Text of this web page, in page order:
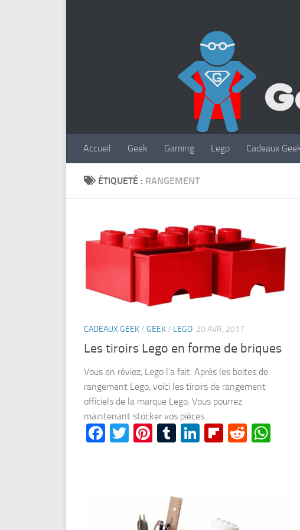
Accueil Geek Gaming Lego Cadeaux
ÉTIQUETÉ : RANGEMENT
CADEAUX GEEK/ GEEK/ LEGO 20 AVR, 2017
Les tiroirs Lego en forme de briques
Vous en rêviez, Lego l’a fait. Après les boites de
rangement Lego, voici les tiroirs de rangement
officiels de la marque Lego. Vous pourrez
maintenant stocker vos pièces...
Facebook
Twitter
Pinterest
Tumblr
LinkedIn
Flipboard
Reddit